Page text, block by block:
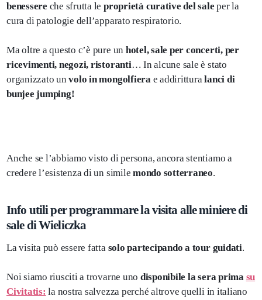
benessere che sfrutta leproprietà curative del sale per la
cura di patologie dell’apparato respiratorio.
Ma oltre a questo c’è pure un hotel, sale per concerti, per
ricevimenti, negozi, ristoranti… In alcune sale è stato
organizzato unvolo in mongolfiera e addiritturalanci di
bunjee jumping!
Anche se l’abbiamo visto di persona, ancora stentiamo a
credere l’esistenza di un similemondo sotterraneo.
Info utili per programmare la visita alle miniere di
sale di Wieliczka
La visita può essere fatta solo partecipando a tour guidati.
Noi siamo riusciti a trovarne uno disponibile la sera prima su
Civitatis: la nostra salvezza perché altrove quelli in italiano